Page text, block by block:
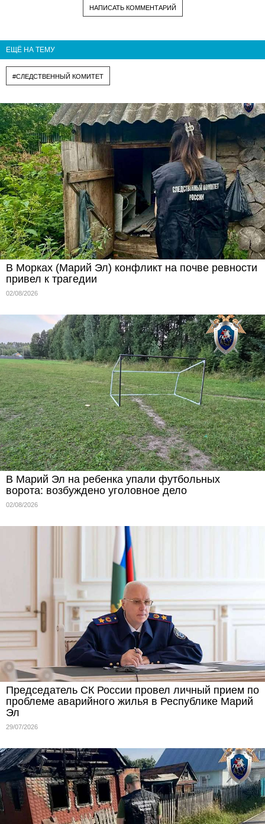
НАПИСАТЬ КОММЕНТАРИЙ
ЕЩЁ НА ТЕМУ
#СЛЕДСТВЕННЫЙ КОМИТЕТ
В Морках (Марий Эл) конфликт на почве ревности
привел к трагедии
02/08/2026
В Марий Эл на ребенка упали футбольных
ворота: возбуждено уголовное дело
02/08/2026
Председатель СК России провел личный прием по
проблеме аварийного жилья в Республике Марий
Эл
29/07/2026